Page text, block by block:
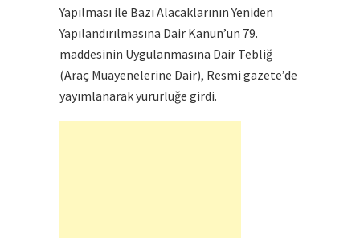
Yapılması ile Bazı Alacaklarının Yeniden
Yapılandırılmasına Dair Kanun’un 79.
maddesinin Uygulanmasına Dair Tebliğ
(Araç Muayenelerine Dair), Resmi gazete’de
yayımlanarak yürürlüğe girdi.